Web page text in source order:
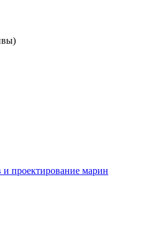
проектирование марин